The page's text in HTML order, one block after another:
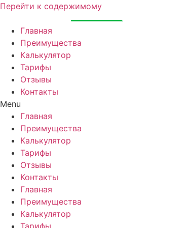
Перейти к содержимому
Главная
Преимущества
Калькулятор
Тарифы
Отзывы
Контакты
Menu
Главная
Преимущества
Калькулятор
Тарифы
Отзывы
Контакты
Главная
Преимущества
Калькулятор
Тарифы